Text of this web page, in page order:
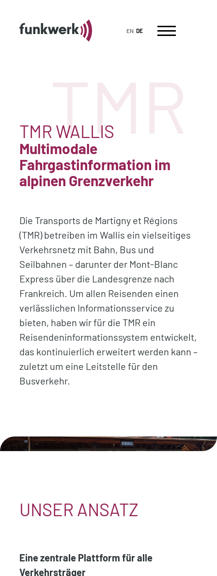
EN DE
TMR
TMR WALLIS
Multimodale
Fahrgastinformation im
alpinen Grenzverkehr
Die Transports de Martigny et Régions
(TMR) betreiben im Wallis ein vielseitiges
Verkehrsnetz mit Bahn, Bus und
Seilbahnen – darunter der Mont-Blanc
Express über die Landesgrenze nach
Frankreich. Um allen Reisenden einen
verlässlichen Informationsservice zu
bieten, haben wir für die TMR ein
Reisendeninformationssystem entwickelt,
das kontinuierlich erweitert werden kann –
zuletzt um eine Leitstelle für den
Busverkehr.
.
UNSER ANSATZ
Eine zentrale Plattform für alle
Verkehrsträger